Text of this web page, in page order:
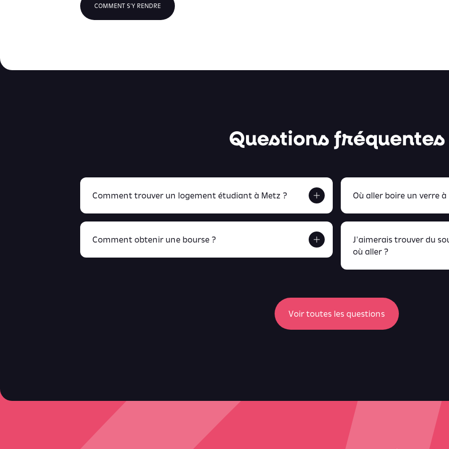
COMMENT S'Y RENDRE
Questions fréquentes
Comment trouver un logement étudiant à Metz ?
Retrouve tout ça en
Comment obtenir une bourse ?
Où aller boire un verre à
J'aimerais trouver du
où aller ?
Voir toutes les questions